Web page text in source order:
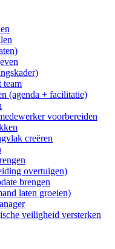
team
(agenda + facilitatie)
voorbereiden
creëren
overtuigen)
brengen
laten groeien)
veiligheid versterken